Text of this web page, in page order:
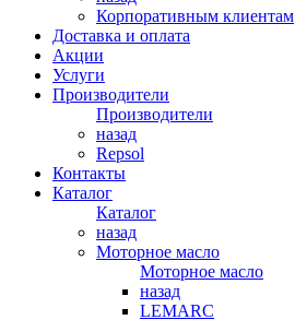
Корпоративным клиентам
Доставка и оплата
Акции
Услуги
Производители
Производители
назад
Repsol
Контакты
Каталог
Каталог
назад
Моторное масло
Моторное масло
назад
LEMARC